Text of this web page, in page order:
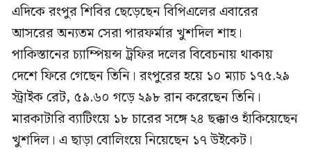
এদিকে রংপুর শিবির ছেড়েছেন বিপিএলের এবারের
আসরের অন্যতম সেরা পারফর্মার খুশদিল শাহ।
পাকিস্তানের চ্যাম্পিয়ন্স ট্রফির দলের বিবেচনায় থাকায়
দেশে ফিরে গেছেন তিনি। রংপুরের হয়ে ১০ ম্যাচ ১৭৫.২৯
স্ট্রাইক রেট, ৫৯.৬০ গড়ে ২৯৮ রান করেছেন তিনি।
মারকাটারি ব্যাটিংয়ে ১৮ চারের সঙ্গে ২৪ ছক্কাও হাঁকিয়েছেন
খুশদিল। এ ছাড়া বোলিংয়ে নিয়েছেন ১৭ উইকেট।